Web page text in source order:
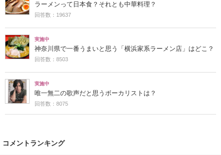
ラーメンって日本食？それとも中華料理？
回答数：19637
実施中
神奈川県で一番うまいと思う「横浜家系ラーメン店」はどこ？
回答数：8503
実施中
唯一無二の歌声だと思うボーカリストは？
回答数：8075
コメントランキング